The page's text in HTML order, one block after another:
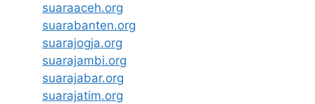
suaraaceh.org
suarabanten.org
suarajogja.org
suarajambi.org
suarajabar.org
suarajatim.org